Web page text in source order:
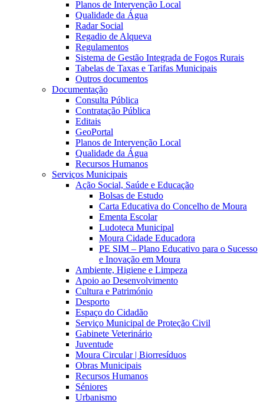
Planos de Intervenção Local
Qualidade da Água
Radar Social
Regadio de Alqueva
Regulamentos
Sistema de Gestão Integrada de Fogos Rurais
Tabelas de Taxas e Tarifas Municipais
Outros documentos
Documentação
Consulta Pública
Contratação Pública
Editais
GeoPortal
Planos de Intervenção Local
Qualidade da Água
Recursos Humanos
Serviços Municipais
Ação Social, Saúde e Educação
Bolsas de Estudo
Carta Educativa do Concelho de Moura
Ementa Escolar
Ludoteca Municipal
Moura Cidade Educadora
PE SIM – Plano Educativo para o Sucesso
e Inovação em Moura
Ambiente, Higiene e Limpeza
Apoio ao Desenvolvimento
Cultura e Património
Desporto
Espaço do Cidadão
Serviço Municipal de Proteção Civil
Gabinete Veterinário
Juventude
Moura Circular | Biorresíduos
Obras Municipais
Recursos Humanos
Séniores
Urbanismo